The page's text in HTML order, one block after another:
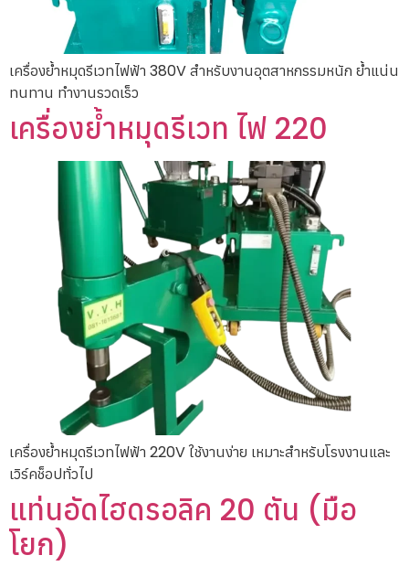
เครื่องย้ำหมุดรีเวทไฟฟ้า 380V สำหรับงานอุตสาหกรรมหนัก ย้ำแน่น
ทนทาน ทำงานรวดเร็ว
เครื่องย้ำหมุดรีเวท ไฟ 220
เครื่องย้ำหมุดรีเวทไฟฟ้า 220V ใช้งานง่าย เหมาะสำหรับโรงงานและ
เวิร์คช็อปทั่วไป
แท่นอัดไฮดรอลิค 20 ตัน (มือ
โยก)